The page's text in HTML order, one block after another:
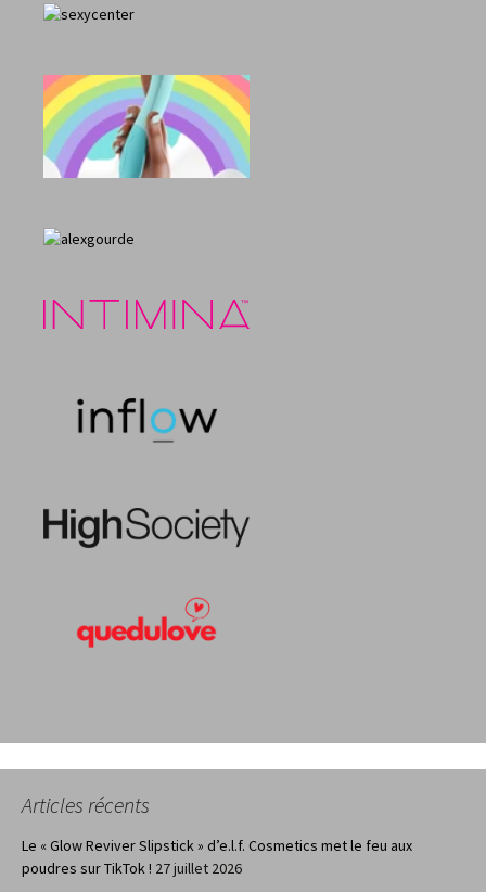
Articles récents
Le « Glow Reviver Slipstick » d’e.l.f. Cosmetics met le feu aux
poudres sur TikTok ! 27 juillet 2026